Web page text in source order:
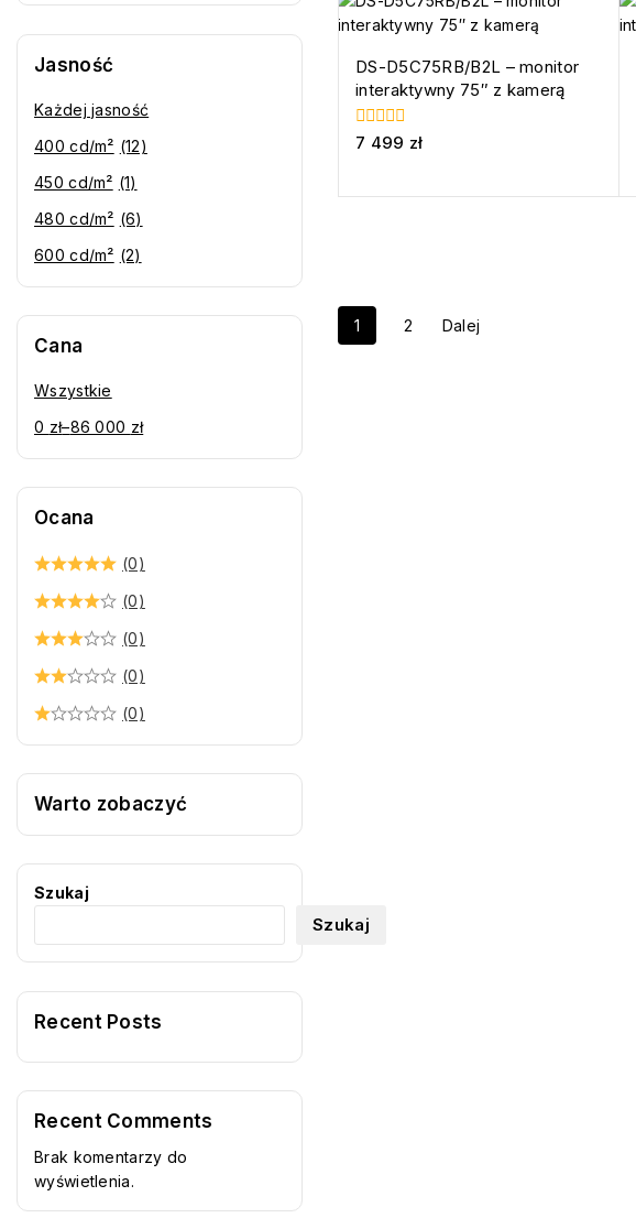
DS-D5C75RB/B2L – monitor
interaktywny 75″ z kamerą
0
7 499 zł
1 2 Dalej
Jasność
Każdej jasność
400 cd/m² (12)
450 cd/m² (1)
480 cd/m² (6)
600 cd/m² (2)
Cana
Wszystkie
0 zł–86 000 zł
Ocana
(0)
(0)
(0)
(0)
(0)
Warto zobaczyć
Szukaj
Szukaj
Recent Posts
Recent Comments
Brak komentarzy do
wyświetlenia.